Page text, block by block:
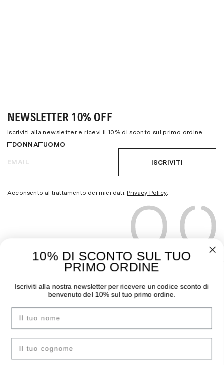
NEWSLETTER 10% OFF
Iscriviti alla newsletter e ricevi il 10% di sconto sul primo ordine.
DONNA
UOMO
ISCRIVITI
Acconsento al trattamento dei miei dati. Privacy Policy.
THE MOODER
I negozi
Contatti
Instagram
Facebook
GUIDA ALL’ACQUISTO
Pagamenti
Sostituzioni e Resi
Guida Taglie
10% DI SCONTO SUL TUO
PRIMO ORDINE
Iscriviti alla nostra newsletter per ricevere un codice sconto di
benvenuto del 10% sul tuo primo ordine.
Nome
cognome